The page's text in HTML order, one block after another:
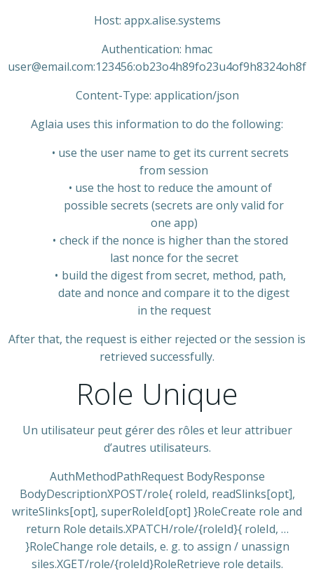
Host: appx.alise.systems
Authentication: hmac
user@email.com:123456:ob23o4h89fo23u4of9h8324oh8f
Content-Type: application/json
Aglaia uses this information to do the following:
use the user name to get its current secrets
from session
use the host to reduce the amount of
possible secrets (secrets are only valid for
one app)
check if the nonce is higher than the stored
last nonce for the secret
build the digest from secret, method, path,
date and nonce and compare it to the digest
in the request
After that, the request is either rejected or the session is
retrieved successfully.
Role Unique
Un utilisateur peut gérer des rôles et leur attribuer
d’autres utilisateurs.
AuthMethodPathRequest BodyResponse
BodyDescriptionXPOST/role{ roleId, readSlinks[opt],
writeSlinks[opt], superRoleId[opt] }RoleCreate role and
return Role details.XPATCH/role/{roleId}{ roleId, …
}RoleChange role details, e. g. to assign / unassign
siles.XGET/role/{roleId}RoleRetrieve role details.